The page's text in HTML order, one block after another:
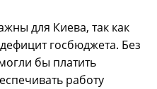
для Киева, так как
госбюджета. Без
бы платить
работу